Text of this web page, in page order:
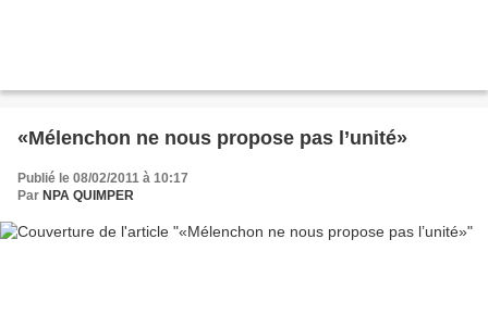
«Mélenchon ne nous propose pas l’unité»
Publié le 08/02/2011 à 10:17
Par NPA QUIMPER